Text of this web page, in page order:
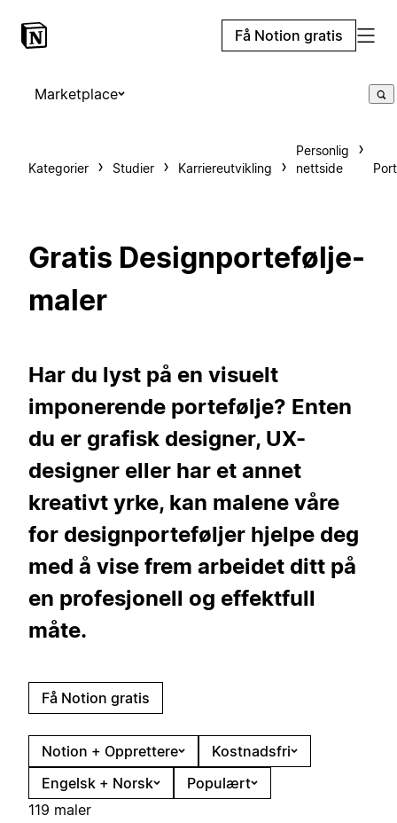
Få Notion gratis
Marketplace
Kategorier Studier Karriereutvikling
Personlig
nettside
Gratis Designportefølje-
maler
Har du lyst på en visuelt
imponerende portefølje? Enten
du er grafisk designer, UX-
designer eller har et annet
kreativt yrke, kan malene våre
for designporteføljer hjelpe deg
med å vise frem arbeidet ditt på
en profesjonell og effektfull
måte.
Få Notion gratis
Notion + Opprettere
Kostnadsfri
Engelsk + Norsk
Populært
119 maler